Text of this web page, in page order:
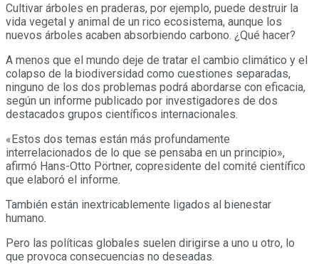
Cultivar árboles en praderas, por ejemplo, puede destruir la
vida vegetal y animal de un rico ecosistema, aunque los
nuevos árboles acaben absorbiendo carbono. ¿Qué hacer?
A menos que el mundo deje de tratar el cambio climático y el
colapso de la biodiversidad como cuestiones separadas,
ninguno de los dos problemas podrá abordarse con eficacia,
según un informe publicado por investigadores de dos
destacados grupos científicos internacionales.
«Estos dos temas están más profundamente
interrelacionados de lo que se pensaba en un principio»,
afirmó Hans-Otto Pörtner, copresidente del comité científico
que elaboró el informe.
También están inextricablemente ligados al bienestar
humano.
Pero las políticas globales suelen dirigirse a uno u otro, lo
que provoca consecuencias no deseadas.